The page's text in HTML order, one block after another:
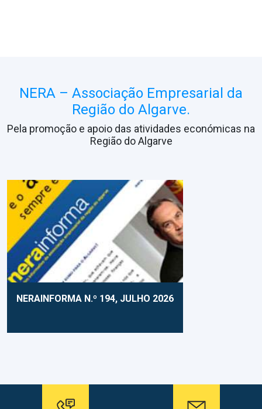
NERA – Associação Empresarial da
Região do Algarve.
Pela promoção e apoio das atividades económicas na
Região do Algarve
NERAINFORMA N.º 194, JULHO 2026